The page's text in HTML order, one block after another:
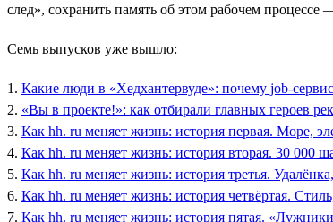
след», сохранить память об этом рабочем
Семь выпусков уже вышло:
1. Какие люди в «Хедхантервуде»: почему job-
2. «Вы в проекте!»: как отбирали главных героев
3. Как hh. ru меняет жизнь: история первая. Море,
4. Как hh. ru меняет жизнь: история вторая. 30 000
5. Как hh. ru меняет жизнь: история третья.
6. Как hh. ru меняет жизнь: история четвёртая.
7. Как hh. ru меняет жизнь: история пятая.